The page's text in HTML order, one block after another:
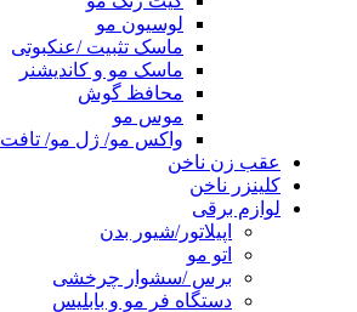
لوسیون مو
ماسک تثبیت /عنکبوتی
ماسک مو و کاندیشنر
محافظ گوش
موس مو
واکس مو/ ژل مو/ تافت
عقب زن ناخن
کلینزر ناخن
لوازم برقی
اپیلاتور/شیور بدن
اتو مو
برس /سشوار چرخشی
دستگاه فر مو و بابلیس